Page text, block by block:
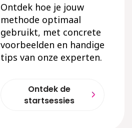
Ontdek hoe je jouw
methode optimaal
gebruikt, met concrete
voorbeelden en handige
tips van onze experten.
Ontdek de
startsessies